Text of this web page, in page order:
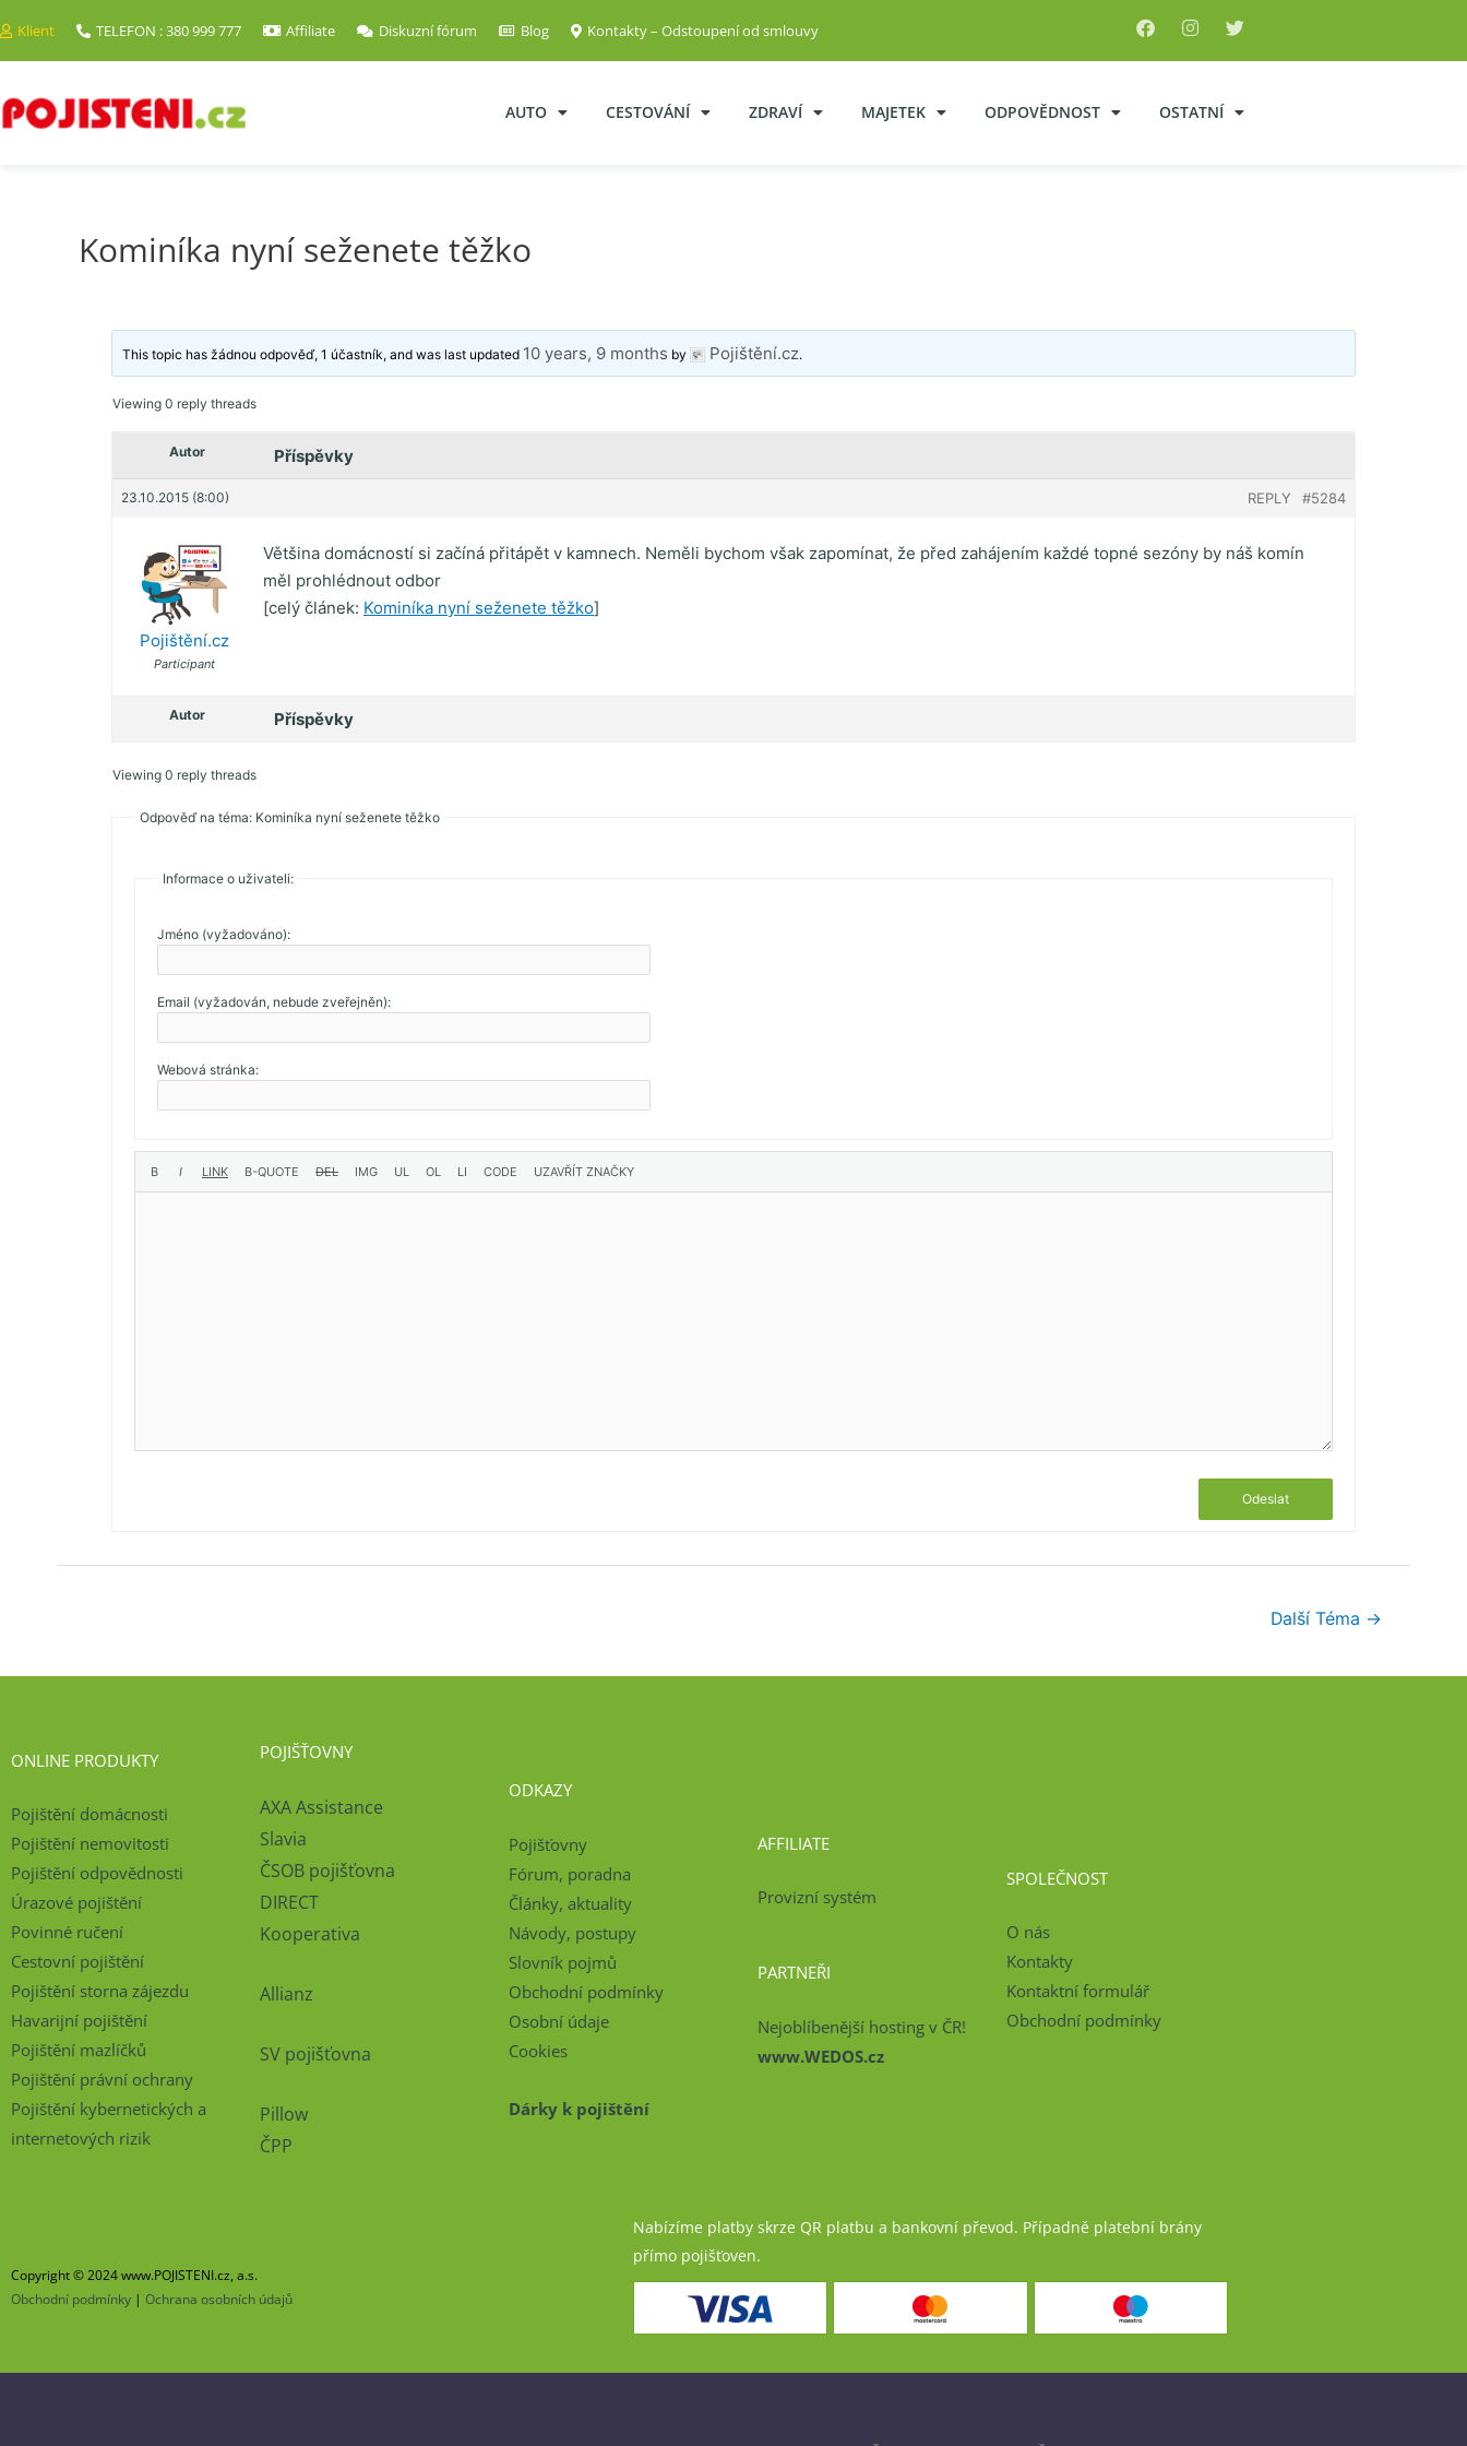
Klient TELEFON : 380 999 777 Affiliate Diskuzní fórum Blog Kontakty – Odstoupení od smlouvy
AUTO CESTOVÁNÍ ZDRAVÍ MAJETEK ODPOVĚDNOST OSTATNÍ
Kominíka nyní seženete těžko
This topic has žádnou odpověď, 1 účastník, and was last updated 10 years, 9 months by Pojištění.cz.
Viewing 0 reply threads
Autor Příspěvky
23.10.2015 (8:00) #5284
REPLY
Pojištění.cz
Participant
Většina domácností si začíná přitápět v kamnech. Neměli bychom však zapomínat, že před zahájením každé topné sezóny by náš komín
měl prohlédnout odbor
[celý článek: Kominíka nyní seženete těžko]
Autor Příspěvky
Viewing 0 reply threads
Odpověď na téma: Kominíka nyní seženete těžko
Informace o uživateli:
Jméno (vyžadováno):
Email (vyžadován, nebude zveřejněn):
Webová stránka:
Odeslat
Další Téma →
ONLINE PRODUKTY
Pojištění domácnosti
Pojištění nemovitosti
Pojištění odpovědnosti
Úrazové pojištění
Povinné ručení
Cestovní pojištění
Pojištění storna zájezdu
Havarijní pojištění
Pojištění mazlíčků
Pojištění právní ochrany
Pojištění kybernetických a
internetových rizik
POJIŠŤOVNY
AXA Assistance
Slavia
ČSOB pojišťovna
DIRECT
Kooperativa
Allianz
SV pojišťovna
Pillow
ČPP
ODKAZY
Pojišťovny
Fórum, poradna
Články, aktuality
Návody, postupy
Slovník pojmů
Obchodní podmínky
Osobní údaje
Cookies
Dárky k pojištění
AFFILIATE
Provizní systém
PARTNEŘI
Nejoblíbenější hosting v ČR!
www.WEDOS.cz
SPOLEČNOST
O nás
Kontakty
Kontaktní formulář
Obchodní podmínky
Copyright © 2024 www.POJISTENI.cz, a.s.
Obchodní podmínky | Ochrana osobních údajů
Nabízíme platby skrze QR platbu a bankovní převod. Případně platební brány
přímo pojišťoven.